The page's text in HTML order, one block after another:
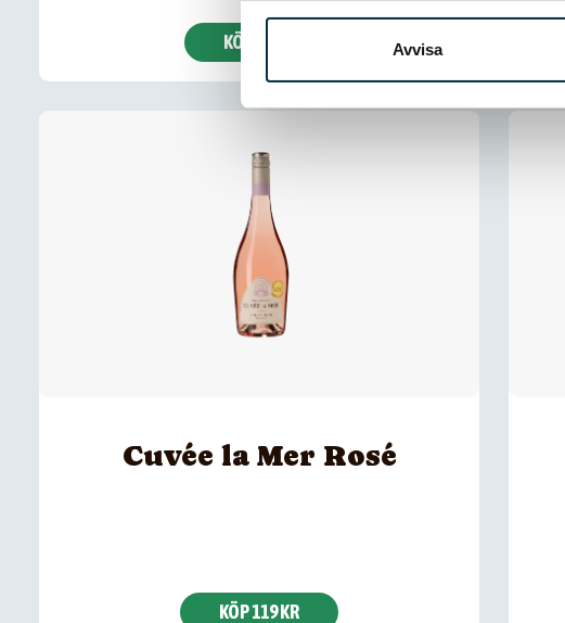
Avvisa
KÖP 99 KR
Cuvée la Mer Rosé
KÖP 119 KR